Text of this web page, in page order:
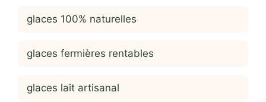
glaces 100% naturelles
glaces fermières rentables
glaces lait artisanal